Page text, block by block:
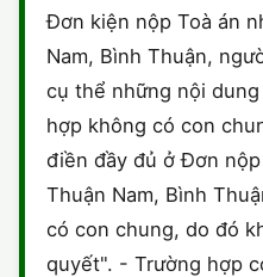
Đơn kiện nộp Toà án
Nam, Bình Thuận,
cụ thể những nội
hợp không có con
điền đầy đủ ở Đơn nộp
Thuận Nam, Bình
có con chung, do đó
quyết". - Trường hợp